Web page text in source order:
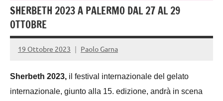
SHERBETH 2023 A PALERMO DAL 27 AL 29
OTTOBRE
19 Ottobre 2023 Paolo Garna
Sherbeth 2023, il festival internazionale del gelato
internazionale, giunto alla 15. edizione, andrà in scena